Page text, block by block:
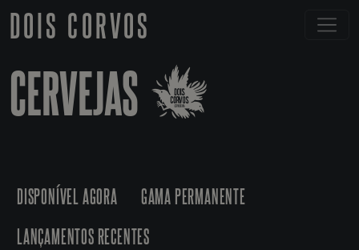
DOIS CORVOS
CERVEJAS
DISPONÍVEL AGORA
GAMA PERMANENTE
LANÇAMENTOS RECENTES